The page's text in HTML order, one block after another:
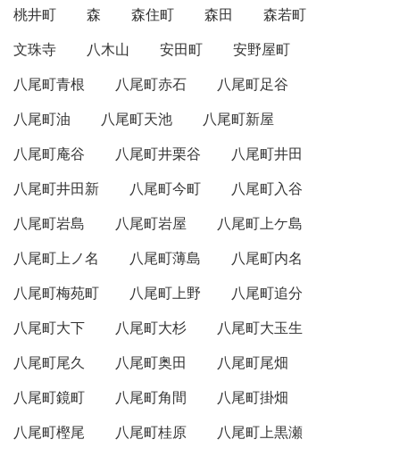
桃井町 森 森住町 森田
森若町
文珠寺
八木山 安田町
安野屋町
八尾町青根
八尾町赤石
八尾町足谷
八尾町油
八尾町天池
八尾町新屋
八尾町庵谷
八尾町井栗谷
八尾町井田
八尾町井田新
八尾町今町
八尾町入谷
八尾町岩島
八尾町岩屋
八尾町上ケ島
八尾町上ノ名
八尾町薄島
八尾町内名
八尾町梅苑町
八尾町上野
八尾町追分
八尾町大下
八尾町大杉
八尾町大玉生
八尾町尾久
八尾町奥田
八尾町尾畑
八尾町鏡町
八尾町角間
八尾町掛畑
八尾町樫尾
八尾町桂原
八尾町上黒瀬